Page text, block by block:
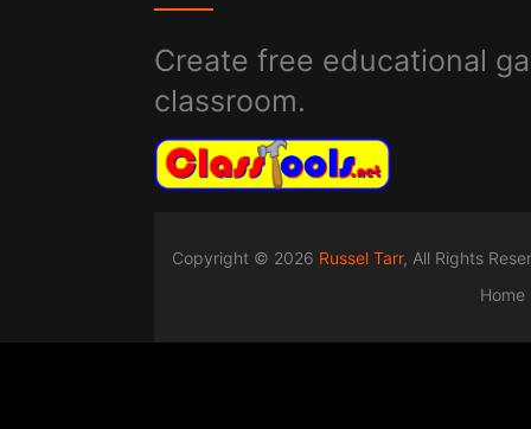
Create free educational
classroom.
Copyright © 2026 Russel Tarr, All Rights
Home